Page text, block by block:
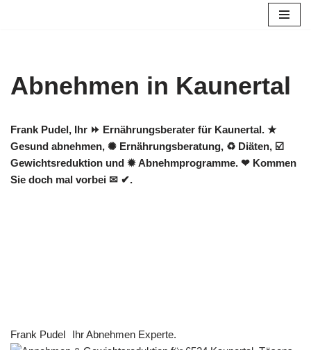
Abnehmen in Kaunertal
Frank Pudel, Ihr ⏩ Ernährungsberater für Kaunertal. ★
Gesund abnehmen, ✺ Ernährungsberatung, ♻ Diäten, ☑️
Gewichtsreduktion und ✹ Abnehmprogramme. ❤ Kommen
Sie doch mal vorbei ✉ ✔.
Frank Pudel Ihr Abnehmen Experte.